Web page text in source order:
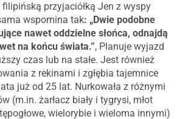
przyjaciółką Jen z wyspy
wspomina tak: „Dwie podobne
nawet oddzielne słońca, odnajdą
na końcu świata.”, Planuje wyjazd
czas lub na stałe. Jest również
z rekinami i zgłębia tajemnice
już od 25 lat. Nurkowała z różnymi
(m.in. żarłacz biały i tygrysi, młot
wielorybie i wieloma innymi)